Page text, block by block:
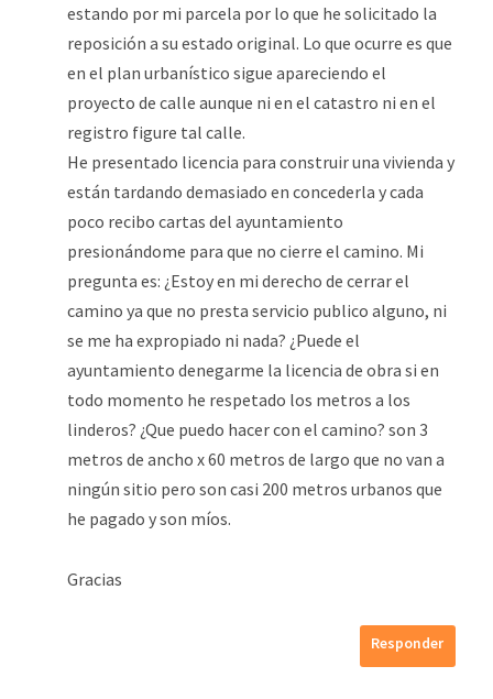
estando por mi parcela por lo que he solicitado la
reposición a su estado original. Lo que ocurre es que
en el plan urbanístico sigue apareciendo el
proyecto de calle aunque ni en el catastro ni en el
registro figure tal calle.
He presentado licencia para construir una vivienda y
están tardando demasiado en concederla y cada
poco recibo cartas del ayuntamiento
presionándome para que no cierre el camino. Mi
pregunta es: ¿Estoy en mi derecho de cerrar el
camino ya que no presta servicio publico alguno, ni
se me ha expropiado ni nada? ¿Puede el
ayuntamiento denegarme la licencia de obra si en
todo momento he respetado los metros a los
linderos? ¿Que puedo hacer con el camino? son 3
metros de ancho x 60 metros de largo que no van a
ningún sitio pero son casi 200 metros urbanos que
he pagado y son míos.
Gracias
Responder